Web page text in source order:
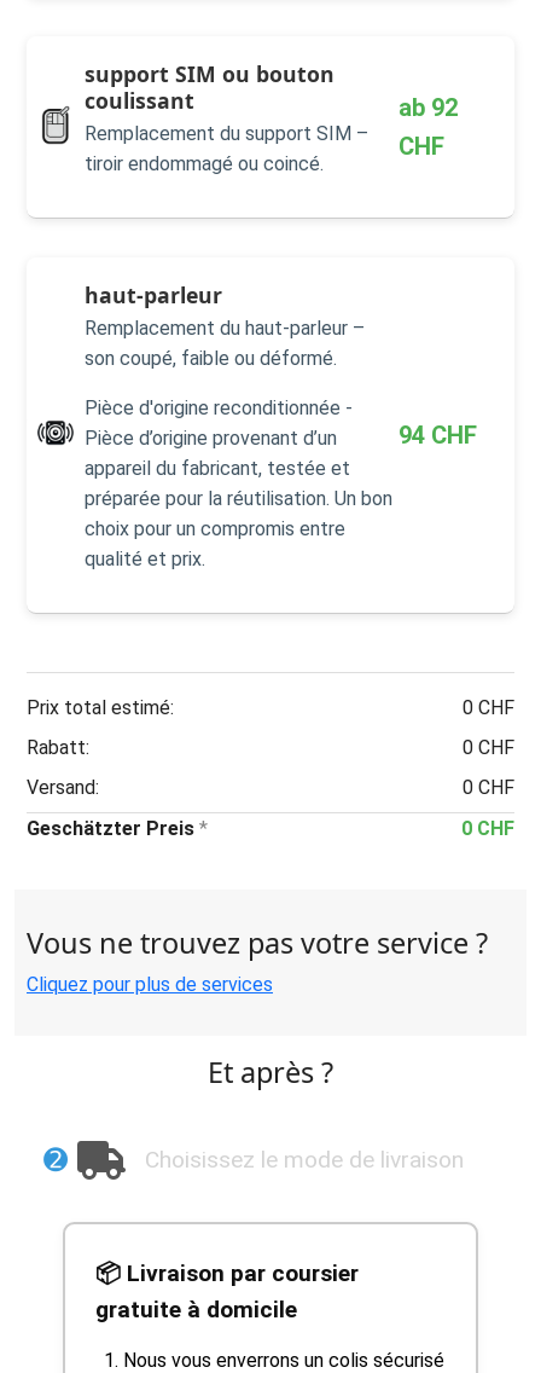
support SIM ou bouton
coulissant
Remplacement du support SIM –
tiroir endommagé ou coincé.
ab 92
CHF
haut-parleur
Remplacement du haut-parleur –
son coupé, faible ou déformé.
Pièce d'origine reconditionnée -
Pièce d’origine provenant d’un
appareil du fabricant, testée et
préparée pour la réutilisation. Un bon
choix pour un compromis entre
qualité et prix.
94 CHF
Prix total estimé:
0 CHF
Rabatt:
0 CHF
Versand:
0 CHF
Geschätzter Preis * 0 CHF
Vous ne trouvez pas votre service ?
Cliquez pour plus de services
Et après ?
➋ Choisissez le mode de livraison
📦 Livraison par coursier
gratuite à domicile
Nous vous enverrons un colis sécurisé